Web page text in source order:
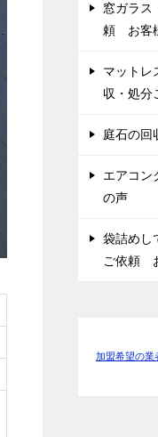
窓ガラス
頼 お客
マットレ
収・処
庭石の
エアコ
の声
袋詰めし
ご依頼
加盟希望の業